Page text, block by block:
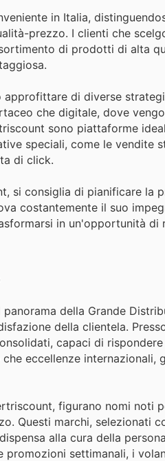
in Italia,
prezzo. I clienti che
di prodotti di alta
di diverse
che digitale, dove
sono piattaforme
speciali, come le vendite
di click.
si consiglia di pianificare la
costantemente il suo
in un'opportunità di
della Grande
della clientela.
capaci di
eccellenze internazionali,
figurano nomi noti
Questi marchi, selezionati
alla cura della
settimanali, i